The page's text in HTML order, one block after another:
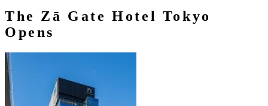
The Zā Gate Hotel Tokyo
Opens